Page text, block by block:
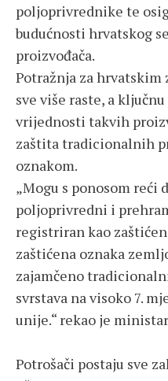
poljoprivrednike te
budućnosti hrvatskog
proizvođača.
Potražnja za
sve više raste, a
vrijednosti takvih
zaštita tradicionalnih
oznakom.
„Mogu s ponosom reći
poljoprivredni i
registriran kao
zaštićena oznaka
zajamčeno
svrstava na visoko 7.
unije.“ rekao je
Potrošači postaju sve